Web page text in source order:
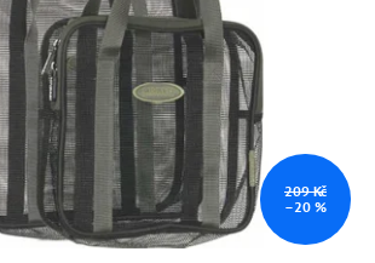
209 Kč
–20 %